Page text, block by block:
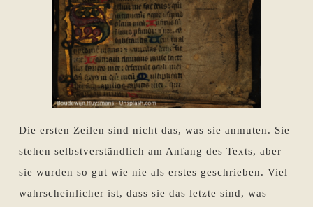
Die ersten Zeilen sind nicht das, was sie anmuten. Sie
stehen selbstverständlich am Anfang des Texts, aber
sie wurden so gut wie nie als erstes geschrieben. Viel
wahrscheinlicher ist, dass sie das letzte sind, was